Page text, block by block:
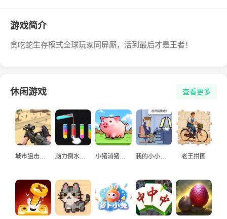
游戏简介
贪吃蛇生存模式全球玩家同屏厮，活到最后才是王者！
休闲游戏 查看更多
城市狙击手游戏 脑力倒水挑战 小猪消猪猪游戏 我的小小人生 老王拼图